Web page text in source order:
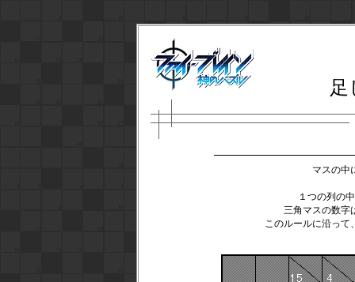
マスの中
１つの列の
三角マスの数字
このルールに沿って